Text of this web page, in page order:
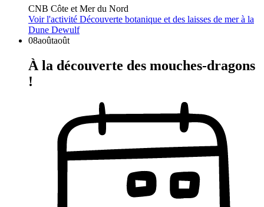
CNB Côte et Mer du Nord
Voir l'activité Découverte botanique et des laisses de mer à la
Dune Dewulf
08aoûtaoût
À la découverte des mouches-dragons
!